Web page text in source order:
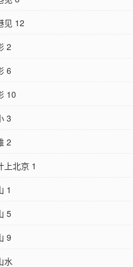
见 12
2
6
10
3
2
上北京 1
1
5
9
水